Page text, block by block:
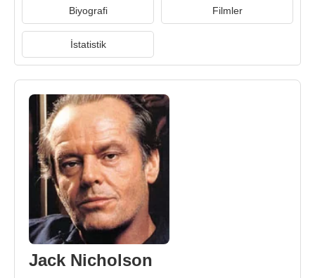
Biyografi Filmler
İstatistik
Jack Nicholson